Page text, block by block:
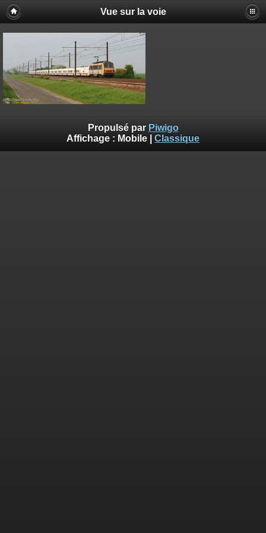
Vue sur la voie
Propulsé par Piwigo
Affichage : Mobile Classique